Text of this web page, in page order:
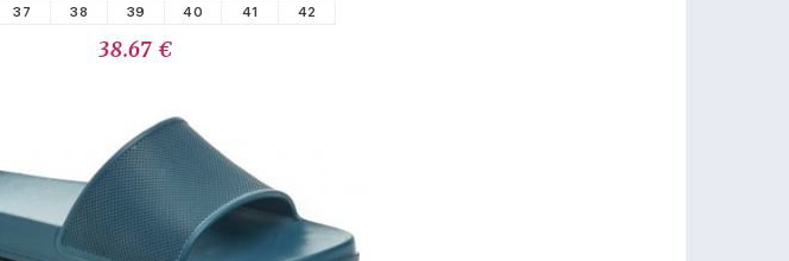
37 38 39 40 41 42
38.67 €